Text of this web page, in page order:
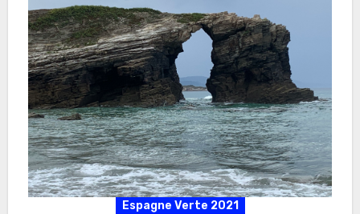
Espagne Verte 2021